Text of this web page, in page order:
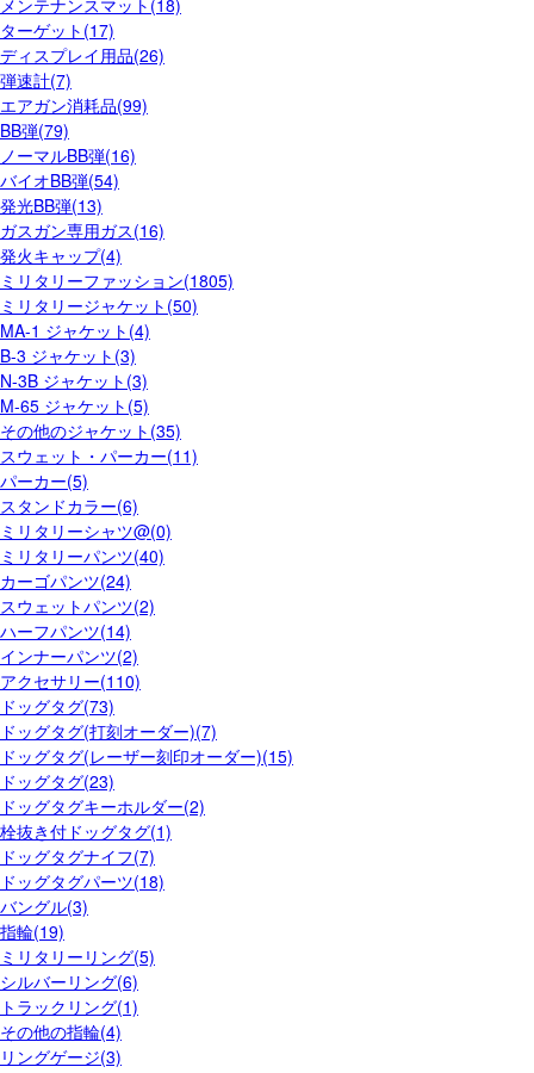
メンテナンスマット(18)
ターゲット(17)
ディスプレイ用品(26)
弾速計(7)
エアガン消耗品(99)
BB弾(79)
ノーマルBB弾(16)
バイオBB弾(54)
発光BB弾(13)
ガスガン専用ガス(16)
発火キャップ(4)
ミリタリーファッション(1805)
ミリタリージャケット(50)
MA-1 ジャケット(4)
B-3 ジャケット(3)
N-3B ジャケット(3)
M-65 ジャケット(5)
その他のジャケット(35)
スウェット・パーカー(11)
パーカー(5)
スタンドカラー(6)
ミリタリーシャツ@(0)
ミリタリーパンツ(40)
カーゴパンツ(24)
スウェットパンツ(2)
ハーフパンツ(14)
インナーパンツ(2)
アクセサリー(110)
ドッグタグ(73)
ドッグタグ(打刻オーダー)(7)
ドッグタグ(レーザー刻印オーダー)(15)
ドッグタグ(23)
ドッグタグキーホルダー(2)
栓抜き付ドッグタグ(1)
ドッグタグナイフ(7)
ドッグタグパーツ(18)
バングル(3)
指輪(19)
ミリタリーリング(5)
シルバーリング(6)
トラックリング(1)
その他の指輪(4)
リングゲージ(3)